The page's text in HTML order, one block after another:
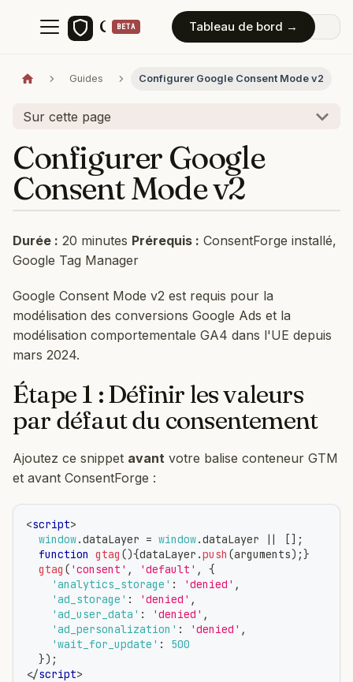
ConsentForge Tableau de bord →
Guides Configurer Google Consent Mode v2
Sur cette page
Configurer Google
Consent Mode v2
Durée : 20 minutes Prérequis : ConsentForge installé,
Google Tag Manager
Google Consent Mode v2 est requis pour la
modélisation des conversions Google Ads et la
modélisation comportementale GA4 dans l'UE depuis
mars 2024.
Étape 1 : Définir les valeurs
par défaut du consentement
Ajoutez ce snippet avant votre balise conteneur GTM
et avant ConsentForge :
<script>
window.dataLayer = window.dataLayer || [] ;
function gtag (){dataLayer .push (arguments) ;}
gtag ( 'consent' , 'default' ,
{
'analytics_storage' : 'denied' ,
'ad_storage' : 'denied' ,
'ad_user_data' : 'denied' ,
'ad_personalization' : 'denied' ,
'wait_for_update' :
500
}) ;
</script>